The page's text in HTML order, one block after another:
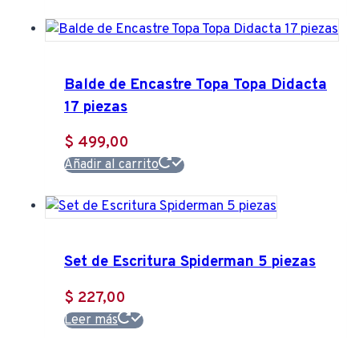
elegir
página
era:
es:
Balde de Encastre Topa Topa Didacta
17 piezas
$ 499,00
Añadir al carrito
Set de Escritura Spiderman 5 piezas
$ 227,00
Leer más